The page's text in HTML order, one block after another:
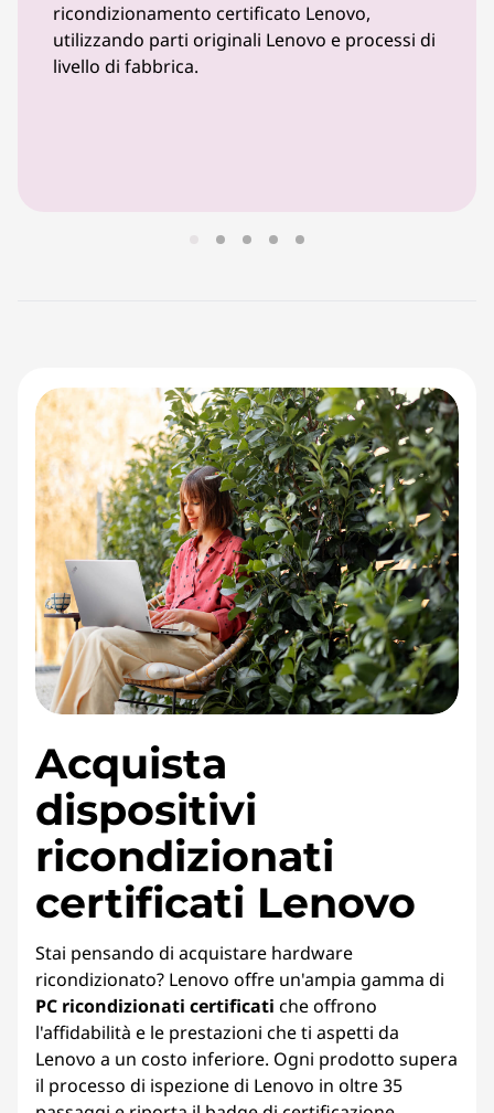
ricondizionamento certificato Lenovo,
utilizzando parti originali Lenovo e processi di
livello di fabbrica.
Acquista
dispositivi
ricondizionati
certificati Lenovo
Stai pensando di acquistare hardware
ricondizionato? Lenovo offre un'ampia gamma di
PC ricondizionati certificati che offrono
l'affidabilità e le prestazioni che ti aspetti da
Lenovo a un costo inferiore. Ogni prodotto supera
il processo di ispezione di Lenovo in oltre 35